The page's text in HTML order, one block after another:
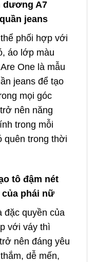
dương A7
jeans
phối hợp với
áo lớp màu
One là mẫu
jeans để tạo
mọi góc
nên năng
trong mỗi
quên trong thời
tô đậm nét
của phái nữ
đặc quyền của
với váy thì
nên đáng yêu
dễ mến,